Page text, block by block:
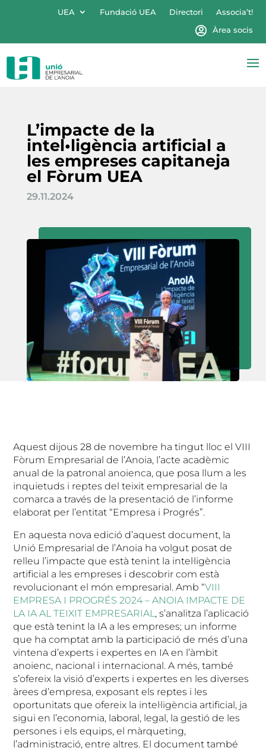
UEA Fundació UEA Directori
Associa’t!
Àrea socis
L’impacte de la
intel•ligència artificial a
les empreses capitaneja
el Fòrum UEA
29.11.2024
Aquest dijous 28 de novembre ha tingut lloc el VIII
Fòrum Empresarial de l’Anoia, l’acte acadèmic
anual de la patronal anoienca, que posa llum a les
inquietuds i reptes del teixit empresarial de la
comarca a través de la presentació de l’informe
elaborat per l’entitat “Empresa i Progrés”.
En aquesta nova edició d’aquest document, la
Unió Empresarial de l’Anoia ha volgut posat de
relleu l’impacte que està tenint la intel·ligència
artificial a les empreses i descobrir com està
revolucionant el món empresarial. Amb “VIII
EMPRESA I PROGRÉS 2024 – ANOIA IMPACTE DE
LA IA AL TEIXIT EMPRESARIAL, s’analitza l’aplicació
que està tenint la IA a les empreses; un informe
que ha comptat amb la participació de més d’una
vintena d’experts i expertes en IA en l’àmbit
anoienc, nacional i internacional. A més, també
s’ofereix la visió d’experts i expertes en les diverses
àrees d’empresa, exposant els reptes i les
oportunitats que ofereix la intel·ligència artificial, ja
sigui en l’economia, laboral, legal, la gestió de les
persones i els equips, el màrqueting,
l’administració, entre altres. El document també